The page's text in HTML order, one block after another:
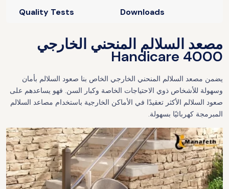
Downloads
Quality Tests
مصعد السلالم المنحني الخارجي
Handicare 4000
يضمن مصعد السلالم المنحني الخارجي الخاص بنا صعود السلالم بأمان
وسهولة للأشخاص ذوي الاحتياجات الخاصة وكبار السن. فهو يساعدهم على
صعود السلالم الأكثر تعقيدًا في الأماكن الخارجية باستخدام مصاعد السلالم
المبرمجة كهربائيًا بسهولة.